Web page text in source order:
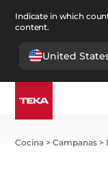
Indicate in which
content.
United
Cocina >Campanas >